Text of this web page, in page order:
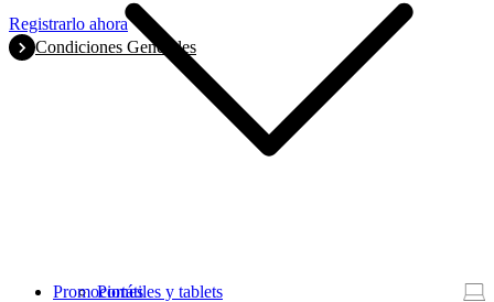
Portátiles y tablets
Promociones
Registrarlo ahora
Condiciones Generales